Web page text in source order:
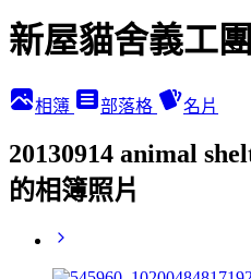
新屋貓舍義工團
相簿 部落格 名片
20130914 animal
的相簿照片